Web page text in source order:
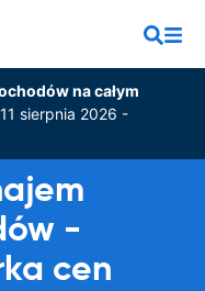
na całym
sierpnia 2026 -
-
cen